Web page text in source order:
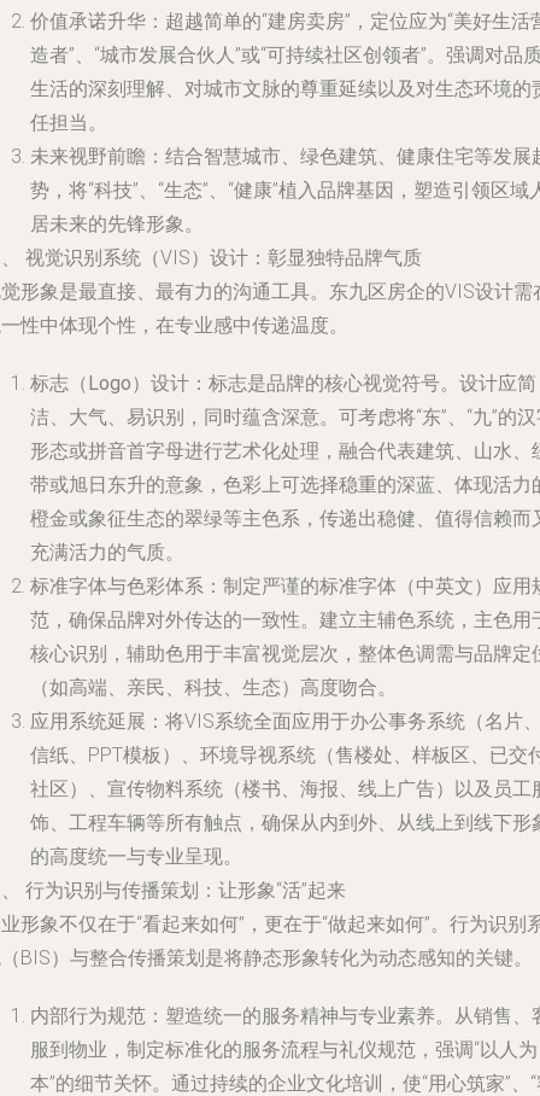
价值承诺升华 ：超越简单的“建房卖房”，定位应为“美好生活
造者”、“城市发展合伙人”或“可持续社区创领者”。强调对品
生活的深刻理解、对城市文脉的尊重延续以及对生态环境的
任担当。
未来视野前瞻 ：结合智慧城市、绿色建筑、健康住宅等发展
势，将“科技”、“生态”、“健康”植入品牌基因，塑造引领区域
居未来的先锋形象。
视觉识别系统（VIS）设计：彰显独特品牌气质
形象是最直接、最有力的沟通工具。东九区房企的VIS设计需
性中体现个性，在专业感中传递温度。
标志（Logo）设计 ：标志是品牌的核心视觉符号。设计应简
洁、大气、易识别，同时蕴含深意。可考虑将“东”、“九”的
形态或拼音首字母进行艺术化处理，融合代表建筑、山水、
带或旭日东升的意象，色彩上可选择稳重的深蓝、体现活力
橙金或象征生态的翠绿等主色系，传递出稳健、值得信赖而
充满活力的气质。
标准字体与色彩体系 ：制定严谨的标准字体（中英文）应用
范，确保品牌对外传达的一致性。建立主辅色系统，主色用
核心识别，辅助色用于丰富视觉层次，整体色调需与品牌定
（如高端、亲民、科技、生态）高度吻合。
应用系统延展 ：将VIS系统全面应用于办公事务系统（名片
信纸、PPT模板）、环境导视系统（售楼处、样板区、已交
社区）、宣传物料系统（楼书、海报、线上广告）以及员工
饰、工程车辆等所有触点，确保从内到外、从线上到线下形
的高度统一与专业呈现。
行为识别与传播策划：让形象“活”起来
形象不仅在于“看起来如何”，更在于“做起来如何”。行为识别
BIS）与整合传播策划是将静态形象转化为动态感知的关键。
内部行为规范 ：塑造统一的服务精神与专业素养。从销售、
服到物业，制定标准化的服务流程与礼仪规范，强调“以人为
本”的细节关怀。通过持续的企业文化培训，使“用心筑家”、